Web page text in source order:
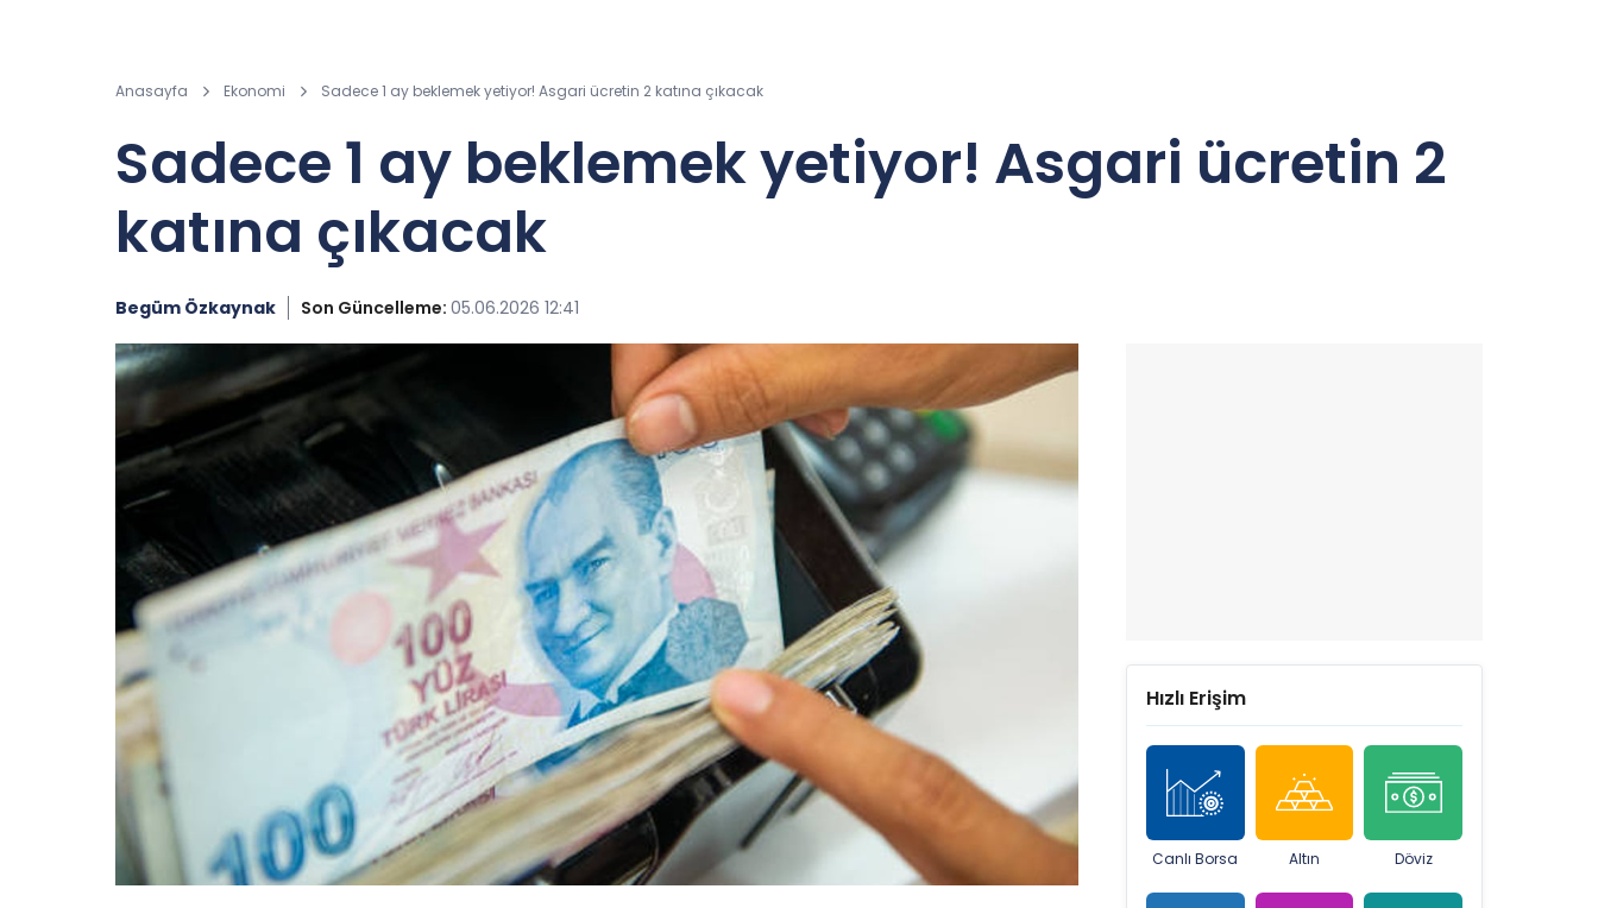
Anasayfa Ekonomi Sadece 1 ay beklemek yetiyor! Asgari ücretin 2 katına çıkacak
Sadece 1 ay beklemek yetiyor! Asgari ücretin 2
katına çıkacak
Begüm Özkaynak Son Güncelleme: 05.06.2026 12:41
Hızlı Erişim
Canlı Borsa Altın Döviz